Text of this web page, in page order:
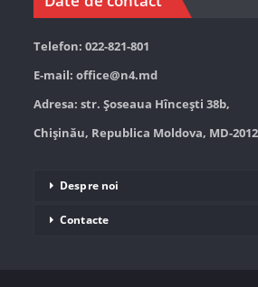
Telefon: 022-821-801
E-mail: office@n4.md
Adresa: str. Șoseaua Hînceşti 38b,
Chișinău, Republica Moldova, MD-2012
Despre noi
Contacte